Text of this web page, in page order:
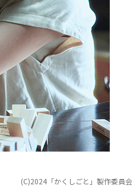
(C)2024「かくしごと」製作委員会